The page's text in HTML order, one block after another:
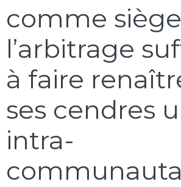
comme
l’arbitrage
à faire
ses cendres
intra-